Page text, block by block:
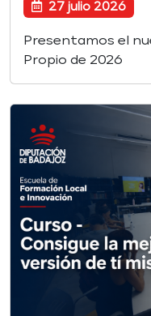
27 julio 2026
Presentamos el
Propio de 2026